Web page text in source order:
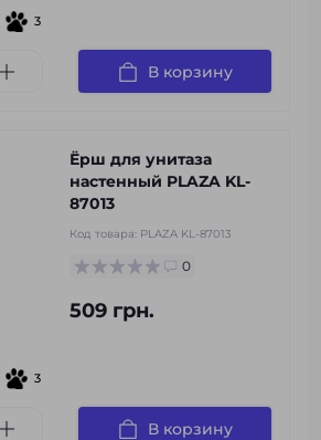
3
В корзину
3
Ёрш для унитаза
настенный PLAZA KL-
87013
Код товара: PLAZA KL-87013
0
509 грн.
В корзину